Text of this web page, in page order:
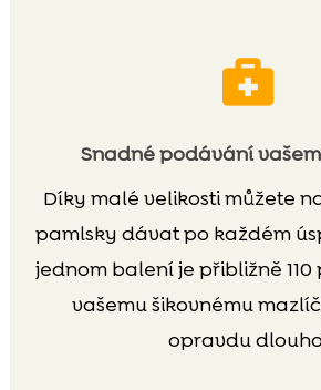

Snadné podávání
Díky malé velikosti můžete
pamlsky dávat po každém
jednom balení je přibližně
vašemu šikovnému
opravdu